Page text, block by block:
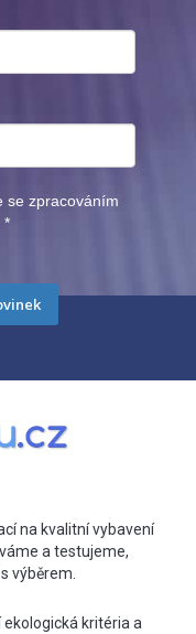
se zpracováním
*
na kvalitní vybavení
a testujeme,
výběrem.
kritéria a